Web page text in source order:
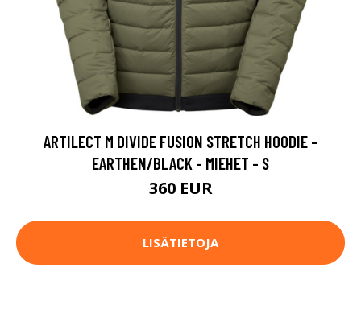
ARTILECT M DIVIDE FUSION STRETCH HOODIE -
EARTHEN/BLACK - MIEHET - S
360 EUR
LISÄTIETOJA